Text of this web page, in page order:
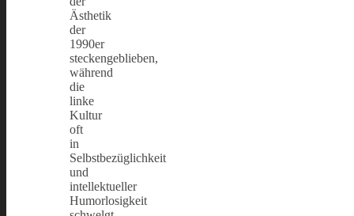
Ästhetik
der
1990er
steckengeblieben,
während
die
linke
Kultur
oft
in
Selbstbezüglichkeit
und
intellektueller
Humorlosigkeit